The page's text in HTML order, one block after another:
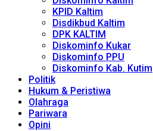
KPID Kaltim
Disdikbud Kaltim
DPK KALTIM
Diskominfo Kukar
Diskominfo PPU
Diskominfo Kab. Kutim
Politik
Hukum & Peristiwa
Olahraga
Pariwara
Opini